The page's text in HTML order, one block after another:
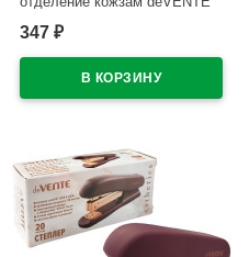
Нельзя ручка-петля
347 ₽